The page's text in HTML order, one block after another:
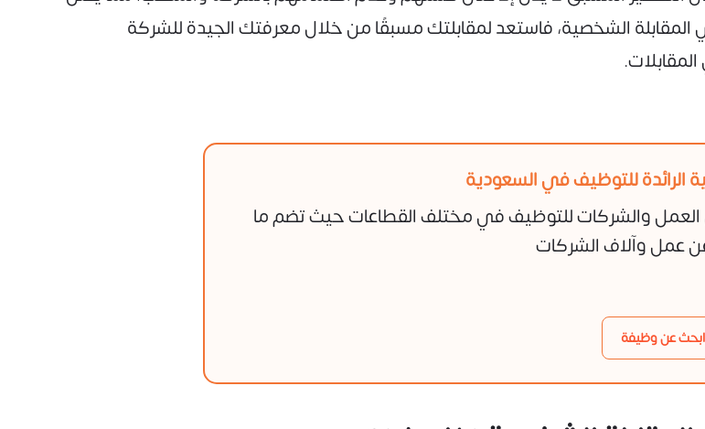
الشخصية، فاستعد لمقابلتك مسبقًا من خلال معرفتك الجيدة للشركة
الرائدة للتوظيف في السعودية
العمل والشركات للتوظيف في مختلف القطاعات حيث تضم ما
عمل وآلاف الشركات
ابحث عن وظيفة